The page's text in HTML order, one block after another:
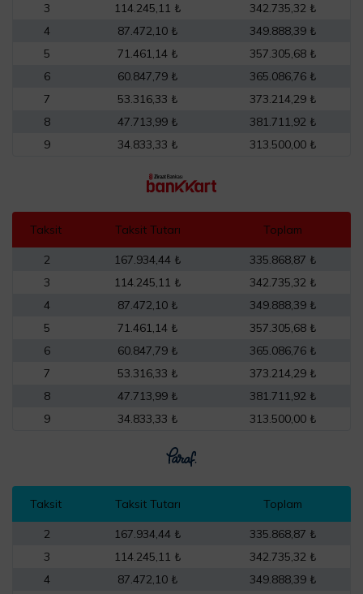
3
114.245,11 ₺
342.735,32 ₺
4
87.472,10 ₺
349.888,39 ₺
5
71.461,14 ₺
357.305,68 ₺
6
60.847,79 ₺
365.086,76 ₺
7
53.316,33 ₺
373.214,29 ₺
8
47.713,99 ₺
381.711,92 ₺
9
34.833,33 ₺ 313.500,00 ₺
Taksit Taksit Tutarı Toplam
2 167.934,44 ₺
335.868,87 ₺
3
114.245,11 ₺
342.735,32 ₺
4
87.472,10 ₺
349.888,39 ₺
5
71.461,14 ₺
357.305,68 ₺
6
60.847,79 ₺
365.086,76 ₺
7
53.316,33 ₺
373.214,29 ₺
8
47.713,99 ₺
381.711,92 ₺
9
34.833,33 ₺ 313.500,00 ₺
Taksit Taksit Tutarı Toplam
2 167.934,44 ₺
335.868,87 ₺
3
114.245,11 ₺
342.735,32 ₺
4
87.472,10 ₺ 349.888,39 ₺